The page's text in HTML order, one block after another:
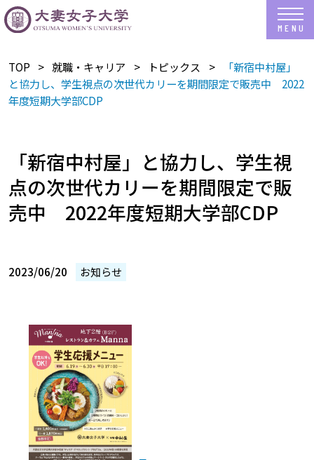
TOP 就職・キャリア トピックス
「新宿中村屋」
と協力し、学生視点の次世代カリーを期間限定で販売中 2022
年度短期大学部CDP
「新宿中村屋」と協力し、学生視
点の次世代カリーを期間限定で販
売中 2022年度短期大学部CDP
2023/06/20 お知らせ